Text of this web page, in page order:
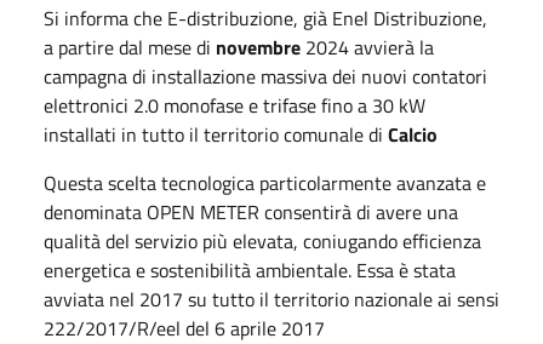
Si informa che E-distribuzione, già Enel Distribuzione,
a partire dal mese di novembre 2024 avvierà la
campagna di installazione massiva dei nuovi contatori
elettronici 2.0 monofase e trifase fino a 30 kW
installati in tutto il territorio comunale di Calcio
Questa scelta tecnologica particolarmente avanzata e
denominata OPEN METER consentirà di avere una
qualità del servizio più elevata, coniugando efficienza
energetica e sostenibilità ambientale. Essa è stata
avviata nel 2017 su tutto il territorio nazionale ai sensi
222/2017/R/eel del 6 aprile 2017